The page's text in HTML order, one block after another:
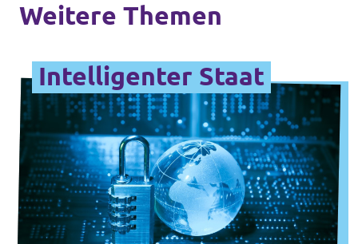
Weitere Themen
Intelligenter Staat